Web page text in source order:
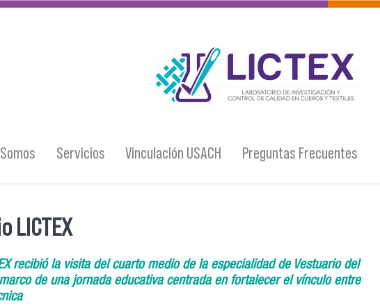
logo_lictex_mesa_de_trabajo_1.png
Servicios Vinculación USACH Preguntas Frecuentes
LICTEX
recibió la visita del cuarto medio de la especialidad de Vestuario del
de una jornada educativa centrada en fortalecer el vínculo entre